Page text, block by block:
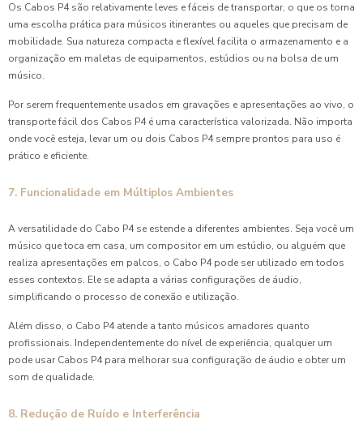
Os Cabos P4 são relativamente leves e fáceis de transportar, o que os torna
uma escolha prática para músicos itinerantes ou aqueles que precisam de
mobilidade. Sua natureza compacta e flexível facilita o armazenamento e a
organização em maletas de equipamentos, estúdios ou na bolsa de um
músico.
Por serem frequentemente usados em gravações e apresentações ao vivo, o
transporte fácil dos Cabos P4 é uma característica valorizada. Não importa
onde você esteja, levar um ou dois Cabos P4 sempre prontos para uso é
prático e eficiente.
7. Funcionalidade em Múltiplos Ambientes
A versatilidade do Cabo P4 se estende a diferentes ambientes. Seja você um
músico que toca em casa, um compositor em um estúdio, ou alguém que
realiza apresentações em palcos, o Cabo P4 pode ser utilizado em todos
esses contextos. Ele se adapta a várias configurações de áudio,
simplificando o processo de conexão e utilização.
Além disso, o Cabo P4 atende a tanto músicos amadores quanto
profissionais. Independentemente do nível de experiência, qualquer um
pode usar Cabos P4 para melhorar sua configuração de áudio e obter um
som de qualidade.
8. Redução de Ruído e Interferência